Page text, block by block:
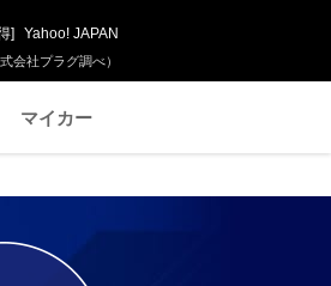
会社プラグ調べ）
] Yahoo! JAPAN
マイカー